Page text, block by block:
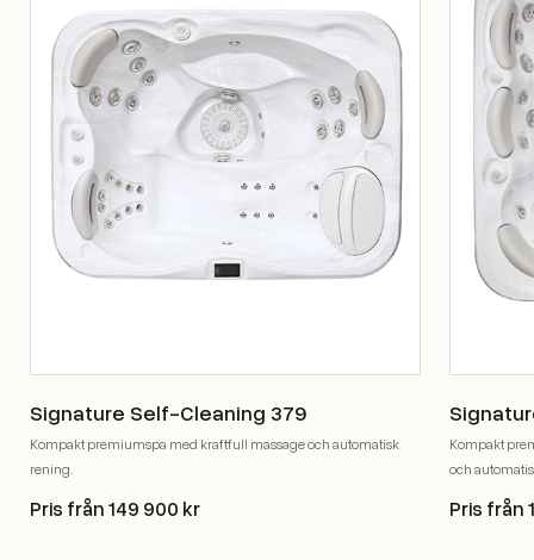
Signature Self-Cleaning 379
Kompakt premiumspa med kraftfull massage och automatisk
rening.
Pris från 149 900 kr
Kompakt
och
Pris från